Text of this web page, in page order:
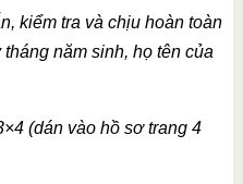
tra và chịu hoàn toàn
năm sinh, họ tên của
(dán vào hồ sơ trang 4